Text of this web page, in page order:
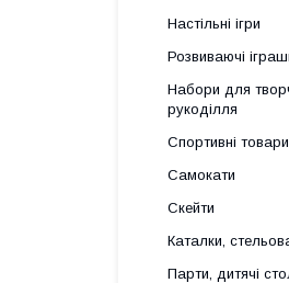
Настільні ігри
Розвиваючі
Набори для
рукоділля
Спортивні товари
Самокати
Скейти
Каталки,
Парти, дитячі